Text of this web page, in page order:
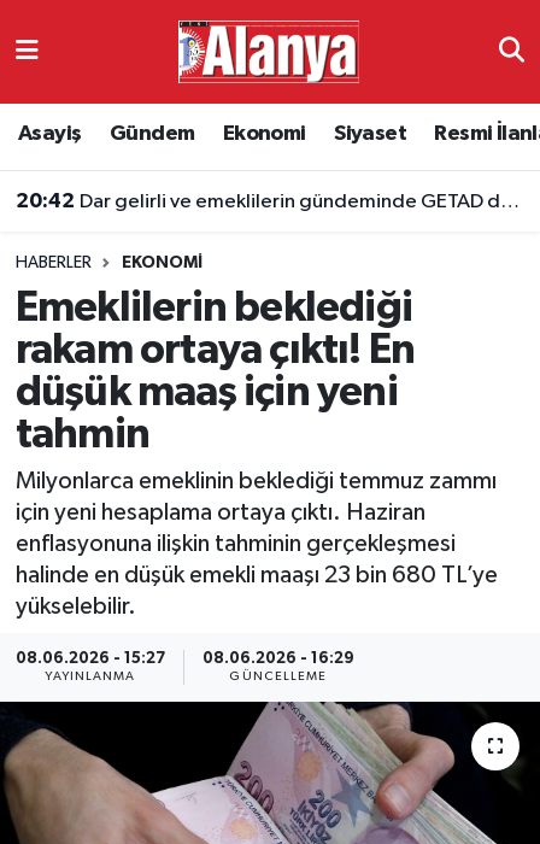
Asayiş Gündem Ekonomi Siyaset Resmi
20:42 Dar gelirli ve emeklilerin gündeminde GETAD desteği
HABERLER EKONOMI
Emeklilerin beklediği
rakam ortaya çıktı! En
düşük maaş için yeni
tahmin
Milyonlarca emeklinin beklediği temmuz zammı
için yeni hesaplama ortaya çıktı. Haziran
enflasyonuna ilişkin tahminin gerçekleşmesi
halinde en düşük emekli maaşı 23 bin 680 TL’ye
yükselebilir.
08.06.2026 - 15:27
YAYINLANMA
08.06.2026 - 16:29
GÜNCELLEME
Ekonomi
Resmi İlanlar
Alanyaspor
E-Gazete
Antalya Namaz Vakitleri
Süper Lig Puan Durumu ve Fikstür
Tüm Manşetler
Haber Arşivi